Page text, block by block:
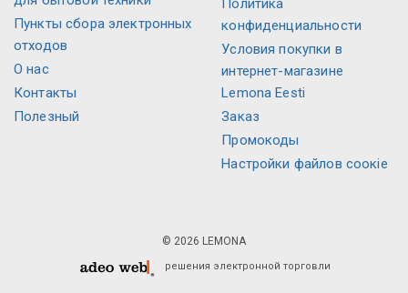
Пункты сбора электронных
отходов
О нас
Контакты
Полезный
Политика
конфиденциальности
Условия покупки в
интернет-магазине
Lemona Eesti
Заказ
Промокоды
Настройки файлов соокіе
© 2026 LEMONA
решения электронной торговли